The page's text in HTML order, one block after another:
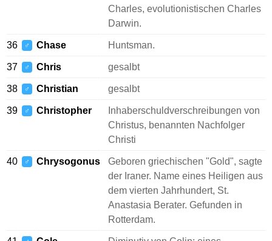
Charles, evolutionistischen Charles
Darwin.
36 ♂ Chase Huntsman.
37 ♂ Chris gesalbt
38 ♂ Christian gesalbt
39 ♂ Christopher
Inhaberschuldverschreibungen von
Christus, benannten Nachfolger
Christi
40 ♂ Chrysogonus
Geboren griechischen "Gold", sagte
der Iraner. Name eines Heiligen aus
dem vierten Jahrhundert, St.
Anastasia Berater. Gefunden in
Rotterdam.